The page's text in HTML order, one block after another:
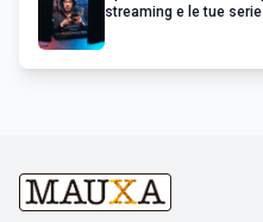
streaming e le tue